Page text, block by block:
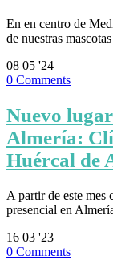
En en centro de
de nuestras
08 05 '24
0 Comments
Nuevo
Almería:
Huércal de
A partir de este mes
presencial en
16 03 '23
0 Comments